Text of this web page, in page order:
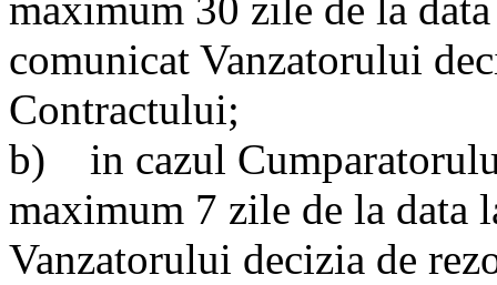
maximum 30 zile de la
comunicat Vanzatorului
Contractului;
b) in cazul
maximum 7 zile de la data
Vanzatorului decizia de